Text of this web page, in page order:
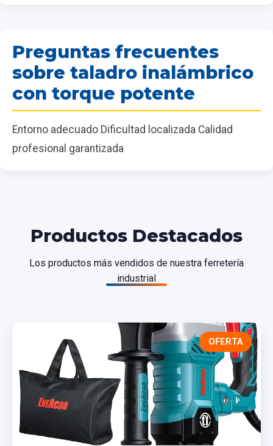
Preguntas frecuentes
sobre taladro inalámbrico
con torque potente
Entorno adecuado Dificultad localizada Calidad
profesional garantizada
Productos Destacados
Los productos más vendidos de nuestra ferretería
industrial
OFERTA